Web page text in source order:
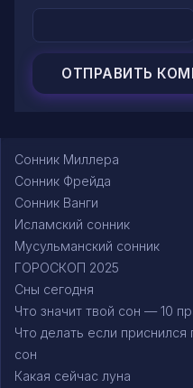
Сонник Миллера
Сонник Фрейда
Сонник Ванги
Исламский сонник
Мусульманский сонник
ГОРОСКОП 2025
Сны сегодня
Что значит твой сон — 10
Что делать если приснился
сон
Какая сейчас луна